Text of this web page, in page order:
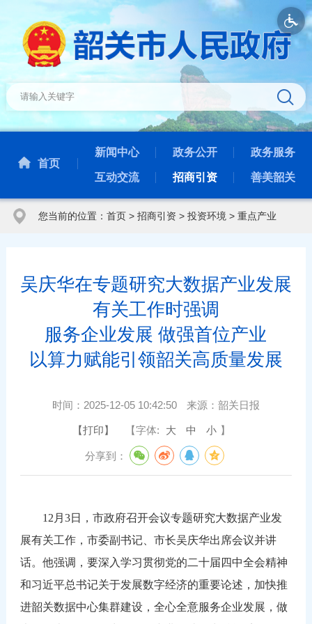
首页
新闻中心 政务公开 政务服务
互动交流 招商引资 善美韶关
您当前的位置： 首页> 招商引资 > 投资环境 > 重点产业
吴庆华在专题研究大数据产业发展
有关工作时强调
服务企业发展 做强首位产业
以算力赋能引领韶关高质量发展
时间： 2025-12-05 10:42:50 来源： 韶关日报
【打印】 【字体: 大 中 小 】
分享到：
12月3日，市政府召开会议专题研究大数据产业发
展有关工作，市委副书记、市长吴庆华出席会议并讲
话。他强调，要深入学习贯彻党的二十届四中全会精神
和习近平总书记关于发展数字经济的重要论述，加快推
进韶关数据中心集群建设，全心全意服务企业发展，做